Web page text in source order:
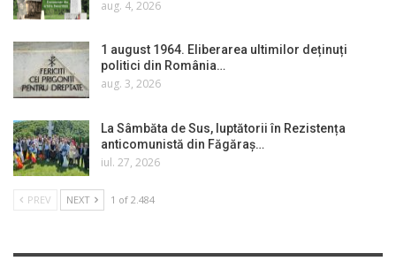
aug. 4, 2026
1 august 1964. Eliberarea ultimilor deținuți
politici din România…
aug. 3, 2026
La Sâmbăta de Sus, luptătorii în Rezistența
anticomunistă din Făgăraș…
iul. 27, 2026
PREV NEXT 1 of 2.484